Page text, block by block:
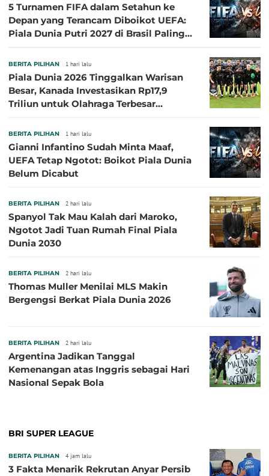
5 Turnamen FIFA dalam Setahun ke
Depan yang Terancam Diboikot UEFA:
Piala Dunia Putri 2027 di Brasil Paling
BERITA PILIHAN 1 hari lalu
Piala Dunia 2026 Tinggalkan Warisan
Besar, Kanada Investasikan Rp17,9
Triliun untuk Olahraga Terbesar
BERITA PILIHAN 1 hari lalu
Gianni Infantino Sudah Minta Maaf,
UEFA Tetap Ngotot: Boikot Piala Dunia
Belum Dicabut
BERITA PILIHAN 2 hari lalu
Spanyol Tak Mau Kalah dari Maroko,
Ngotot Jadi Tuan Rumah Final Piala
Dunia 2030
BERITA PILIHAN 2 hari lalu
Thomas Muller Menilai MLS Makin
Bergengsi Berkat Piala Dunia 2026
BERITA PILIHAN 2 hari lalu
Argentina Jadikan Tanggal
Kemenangan atas Inggris sebagai Hari
Nasional Sepak Bola
BRI SUPER LEAGUE
BERITA PILIHAN 4 jam lalu
3 Fakta Menarik Rekrutan Anyar Persib